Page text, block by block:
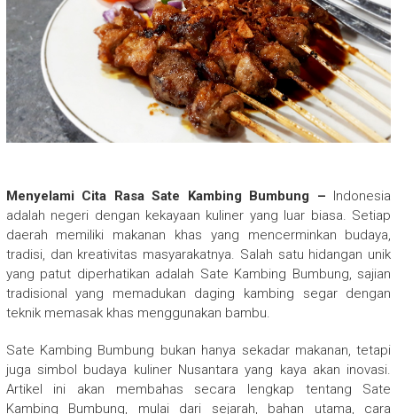
Menyelami Cita Rasa Sate Kambing Bumbung –
Indonesia
adalah negeri dengan kekayaan kuliner yang luar biasa. Setiap
daerah memiliki makanan khas yang mencerminkan budaya,
tradisi, dan kreativitas masyarakatnya. Salah satu hidangan unik
yang patut diperhatikan adalah Sate Kambing Bumbung, sajian
tradisional yang memadukan daging kambing segar dengan
teknik memasak khas menggunakan bambu.
Sate Kambing Bumbung bukan hanya sekadar makanan, tetapi
juga simbol budaya kuliner Nusantara yang kaya akan inovasi.
Artikel ini akan membahas secara lengkap tentang Sate
Kambing Bumbung, mulai dari sejarah, bahan utama, cara